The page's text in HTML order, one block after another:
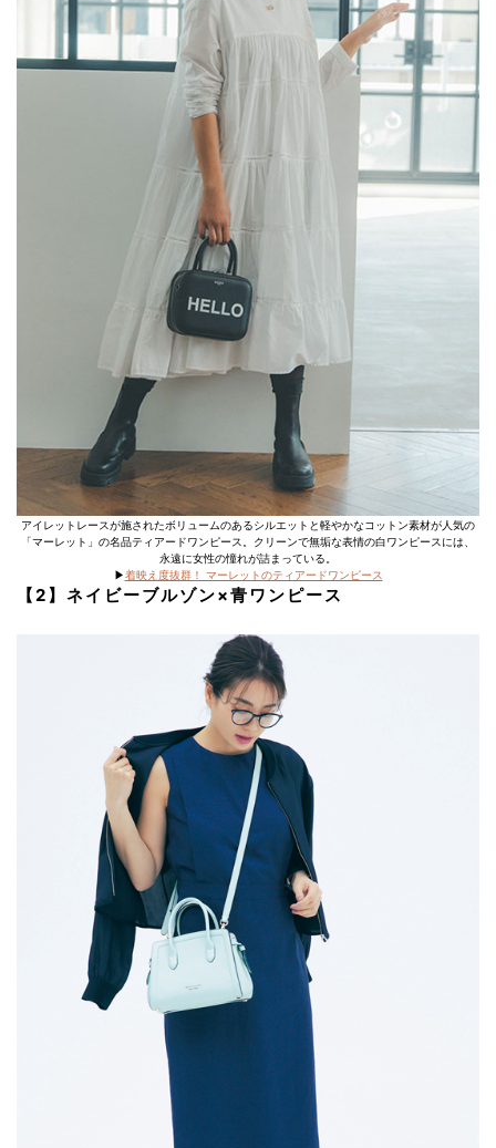
アイレットレースが施されたボリュームのあるシルエットと軽やかなコットン素材が人気の
「マーレット」の名品ティアードワンピース。クリーンで無垢な表情の白ワンピースには、
永遠に女性の憧れが詰まっている。
▶︎着映え度抜群！ マーレットのティアードワンピース
【2】ネイビーブルゾン×青ワンピース